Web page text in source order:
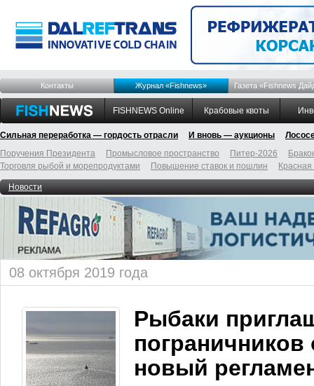
Контакты Журнал «Fishnews» Газета «Fishnews
FISHNEWS Online Крабовые квоты
Сильная переработка — гордость отрасли И вновь — аукционы
Поручения Президента
Промысловое пространство Питер-2026
Торговля рыбой и морепродуктами
Повышение ставок и пошлин
Новости
08 октября 2019 года
Рыбаки
пограничников
новый